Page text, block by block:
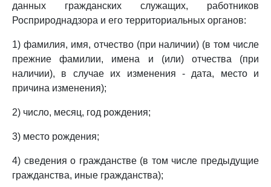
данных гражданских служащих, работников
Росприроднадзора и его территориальных органов:
1) фамилия, имя, отчество (при наличии) (в том числе
прежние фамилии, имена и (или) отчества (при
наличии), в случае их изменения - дата, место и
причина изменения);
2) число, месяц, год рождения;
3) место рождения;
4) сведения о гражданстве (в том числе предыдущие
гражданства, иные гражданства);